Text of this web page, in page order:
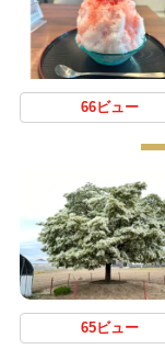
66ビュー
65ビュー